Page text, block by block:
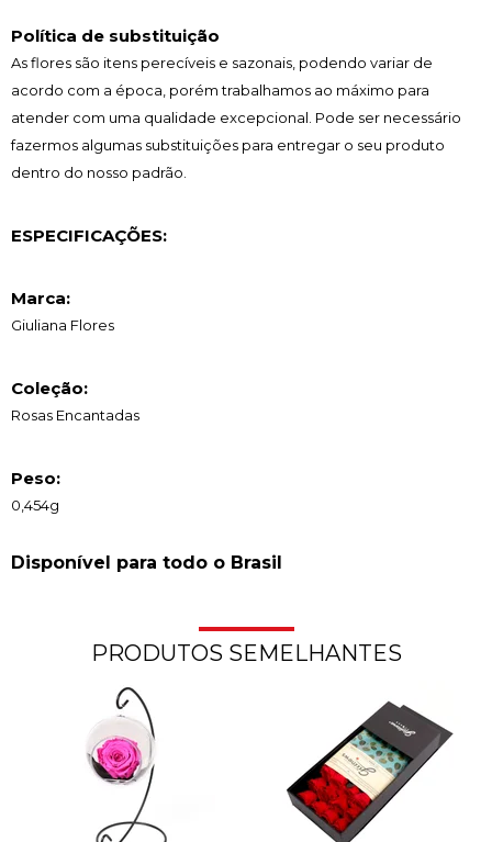
Política de substituição
As flores são itens perecíveis e sazonais, podendo variar de
acordo com a época, porém trabalhamos ao máximo para
atender com uma qualidade excepcional. Pode ser necessário
fazermos algumas substituições para entregar o seu produto
dentro do nosso padrão.
ESPECIFICAÇÕES:
Marca:
Giuliana Flores
Coleção:
Rosas Encantadas
Peso:
0,454g
Disponível para todo o Brasil
PRODUTOS SEMELHANTES